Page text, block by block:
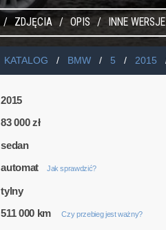
ZDJĘCIA OPIS INNE WERSJE
KATALOG BMW 5 2015
2015
83 000 zł
sedan
automat Jak sprawdzić?
tylny
511 000 km Czy przebieg jest ważny?